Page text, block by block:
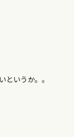
というか。。